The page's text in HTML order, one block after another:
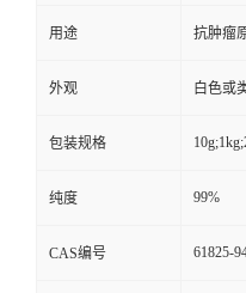
用途 抗肿瘤
外观 白色或
包装规格
纯度 99%
CAS编号 61825-